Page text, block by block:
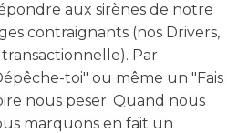
aux sirènes de notre
contraignants (nos Drivers,
Par
toi" ou même un "Fais
nous peser. Quand nous
marquons en fait un